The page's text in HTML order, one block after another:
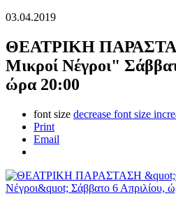
03.04.2019
ΘΕΑΤΡΙΚΗ
Μικροί Νέγροι"
ώρα 20:00
font size decrease font size
Print
Email